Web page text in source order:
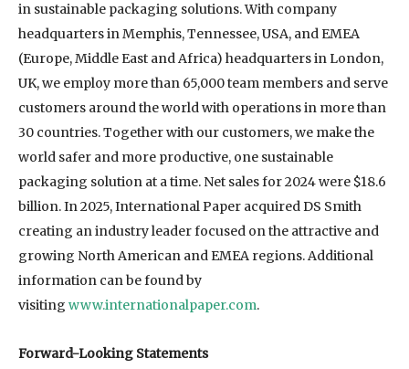
in sustainable packaging solutions. With company
headquarters in Memphis, Tennessee, USA, and EMEA
(Europe, Middle East and Africa) headquarters in London,
UK, we employ more than 65,000 team members and serve
customers around the world with operations in more than
30 countries. Together with our customers, we make the
world safer and more productive, one sustainable
packaging solution at a time. Net sales for 2024 were $18.6
billion. In 2025, International Paper acquired DS Smith
creating an industry leader focused on the attractive and
growing North American and EMEA regions. Additional
information can be found by
visiting www.internationalpaper.com.
Forward-Looking Statements